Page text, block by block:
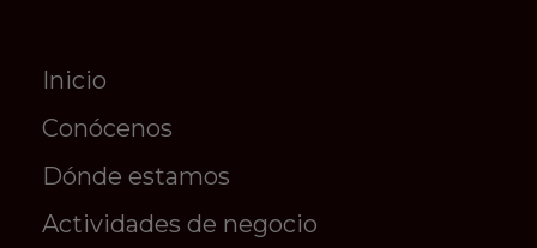
Inicio
Conócenos
Dónde estamos
Actividades de negocio